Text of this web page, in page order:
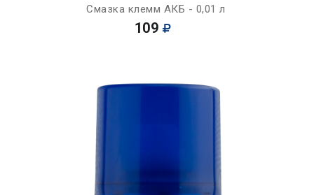
Смазка клемм АКБ - 0,01 л
109